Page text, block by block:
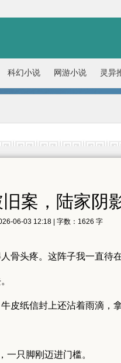
科幻小说 网游小说 灵异
案，陆家阴
06-03 12:18 | 字数：1626 字
骨头疼。这阵子我一直待
皮纸信封上还沾着雨滴，
一只脚刚迈进门槛。